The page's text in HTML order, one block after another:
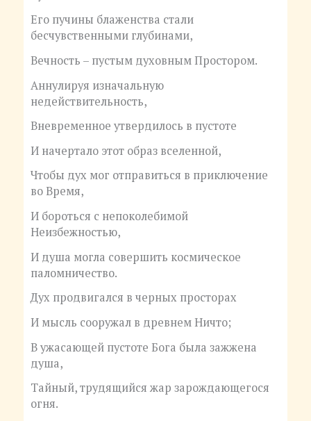
Его пучины блаженства стали
бесчувственными глубинами,
Вечность – пустым духовным Простором.
Аннулируя изначальную
недействительность,
Вневременное утвердилось в пустоте
И начертало этот образ вселенной,
Чтобы дух мог отправиться в приключение
во Время,
И бороться с непоколебимой
Неизбежностью,
И душа могла совершить космическое
паломничество.
Дух продвигался в черных просторах
И мысль сооружал в древнем Ничто;
В ужасающей пустоте Бога была зажжена
душа,
Тайный, трудящийся жар зарождающегося
огня.